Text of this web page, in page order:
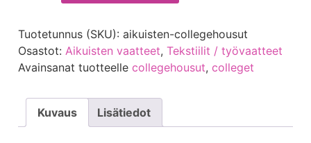
Tuotetunnus (SKU): aikuisten-collegehousut
Osastot: Aikuisten vaatteet, Tekstiilit / työvaatteet
Avainsanat tuotteelle collegehousut, colleget
Kuvaus Lisätiedot